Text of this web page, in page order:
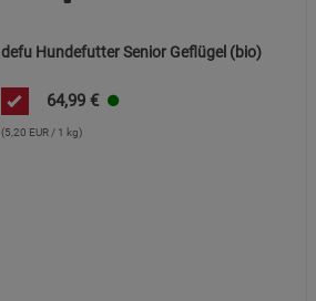
defu Hundefutter Senior Geflügel (bio)
64,99 €
(5,20 EUR / 1 kg)